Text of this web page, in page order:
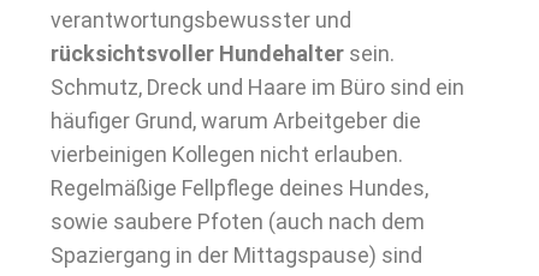
verantwortungsbewusster und
rücksichtsvoller Hundehalter sein.
Schmutz, Dreck und Haare im Büro sind ein
häufiger Grund, warum Arbeitgeber die
vierbeinigen Kollegen nicht erlauben.
Regelmäßige Fellpflege deines Hundes,
sowie saubere Pfoten (auch nach dem
Spaziergang in der Mittagspause) sind